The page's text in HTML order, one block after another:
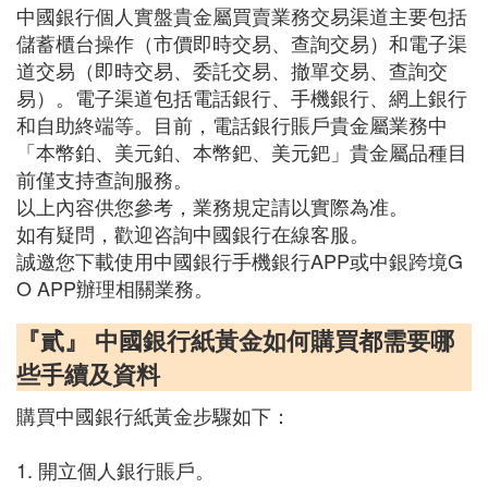
中國銀行個人實盤貴金屬買賣業務交易渠道主要包括
儲蓄櫃台操作（市價即時交易、查詢交易）和電子渠
道交易（即時交易、委託交易、撤單交易、查詢交
易）。電子渠道包括電話銀行、手機銀行、網上銀行
和自助終端等。目前，電話銀行賬戶貴金屬業務中
「本幣鉑、美元鉑、本幣鈀、美元鈀」貴金屬品種目
前僅支持查詢服務。
以上內容供您參考，業務規定請以實際為准。
如有疑問，歡迎咨詢中國銀行在線客服。
誠邀您下載使用中國銀行手機銀行APP或中銀跨境G
O APP辦理相關業務。
『貳』 中國銀行紙黃金如何購買都需要哪
些手續及資料
購買中國銀行紙黃金步驟如下：
1. 開立個人銀行賬戶。